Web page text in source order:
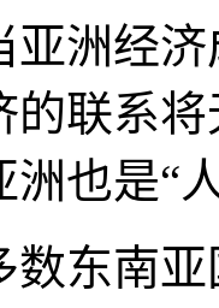
亚洲经
的联系
也是“
数东南